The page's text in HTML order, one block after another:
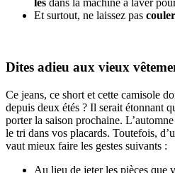
les dans la machine à laver
Et surtout, ne laissez pas
Dites adieu aux vieux
Ce jeans, ce short et cette camisole
depuis deux étés ? Il serait étonnant
porter la saison prochaine.
le tri dans vos placards. Toutefois,
vaut mieux faire les gestes suivants :
Au lieu de jeter les pièces que